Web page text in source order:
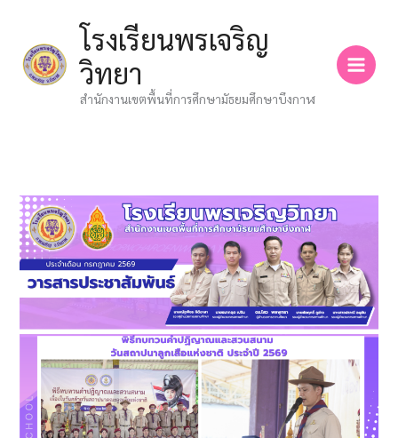
content
โรงเรียนพรเจริญ
วิทยา
สำนักงานเขตพื้นที่การศึกษามัธยมศึกษาบึงกาฬ